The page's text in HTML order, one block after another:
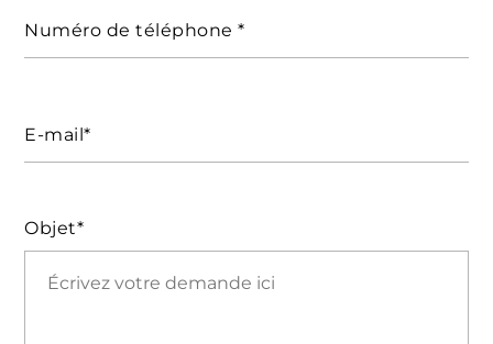
Numéro de téléphone *
E-mail*
Objet*